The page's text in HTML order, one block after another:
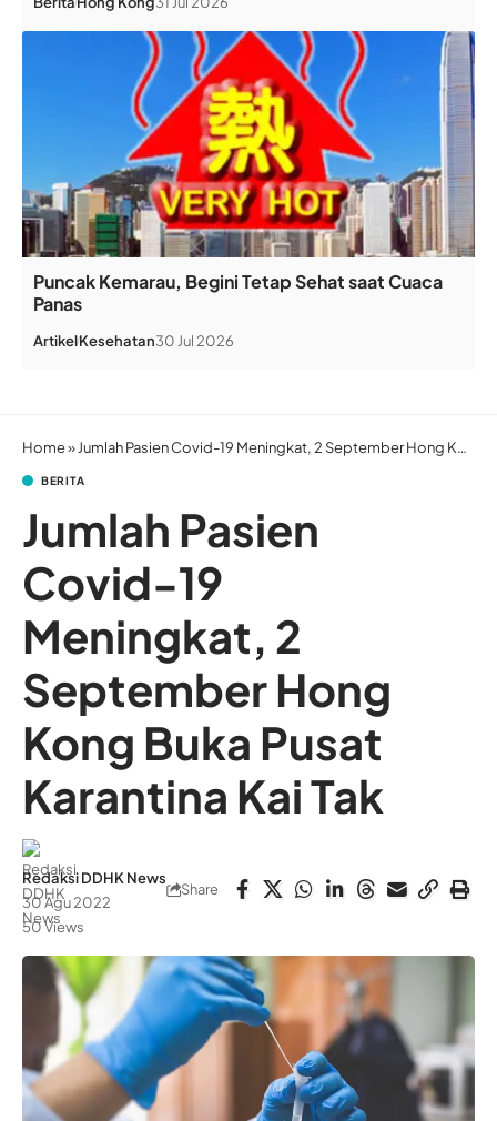
Puncak Kemarau, Begini Tetap Sehat saat Cuaca
Panas
ArtikelKesehatan30 Jul 2026
Home»Jumlah Pasien Covid-19 Meningkat, 2 September Hong Kong Buka Pusat Karantina Kai Tak
BERITA
Jumlah Pasien
Covid-19
Meningkat, 2
September Hong
Kong Buka Pusat
Karantina Kai Tak
Redaksi DDHK News
30 Agu 2022
50 Views
Share